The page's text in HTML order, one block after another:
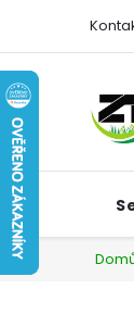
obsah